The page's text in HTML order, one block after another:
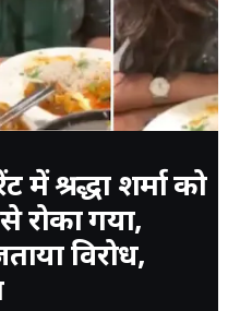
में श्रद्धा शर्मा को
रोका गया,
विरोध,